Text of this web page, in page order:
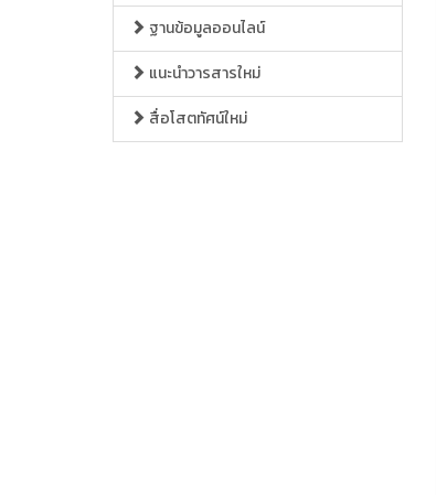
ฐานข้อมูลออนไลน์
แนะนำวารสารใหม่
สื่อโสตทัศน์ใหม่